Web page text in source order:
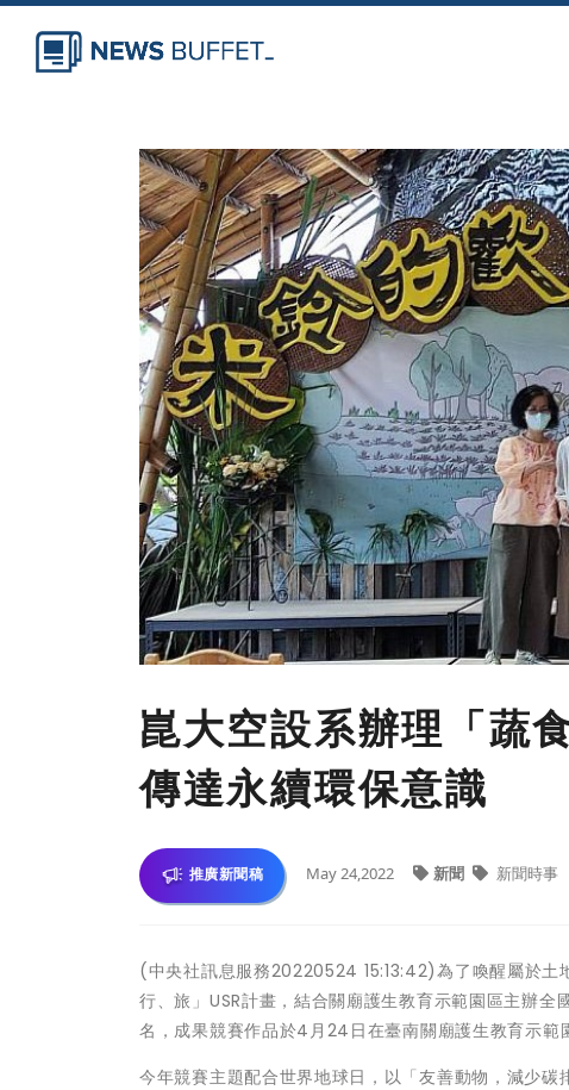
崑大空設系辦理「蔬
傳達永續環保意識
推廣新聞稿 May 24,2022 新聞 新聞時事
(中央社訊息服務20220524 15:13:42)為了喚醒屬於土
行、旅」USR計畫，結合關廟護生教育示範園區主辦
名，成果競賽作品於4月24日在臺南關廟護生教育示範
今年競賽主題配合世界地球日，以「友善動物，減少